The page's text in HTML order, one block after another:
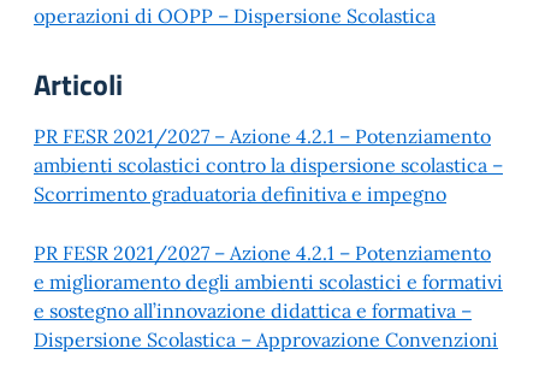
operazioni di OOPP – Dispersione Scolastica
Articoli
PR FESR 2021/2027 – Azione 4.2.1 – Potenziamento
ambienti scolastici contro la dispersione scolastica –
Scorrimento graduatoria definitiva e impegno
PR FESR 2021/2027 – Azione 4.2.1 – Potenziamento
e miglioramento degli ambienti scolastici e formativi
e sostegno all’innovazione didattica e formativa –
Dispersione Scolastica – Approvazione Convenzioni